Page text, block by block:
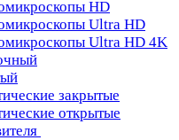
HD
Ultra HD
Ultra HD 4K
закрытые
открытые